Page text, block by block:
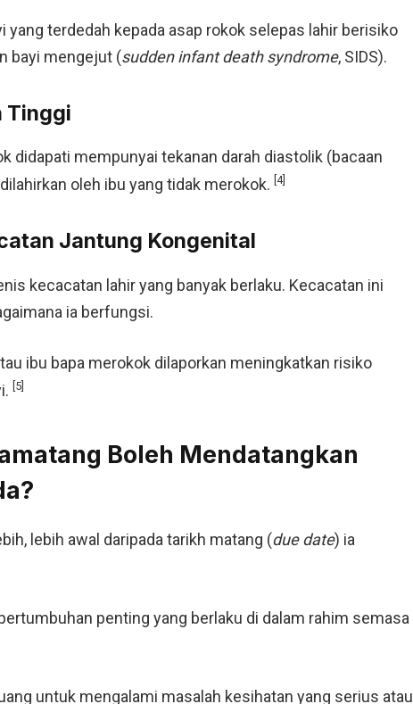
yang terdedah kepada asap rokok selepas lahir berisiko
bayi mengejut (sudden infant death syndrome, SIDS).
Tinggi
didapati mempunyai tekanan darah diastolik (bacaan
oleh ibu yang tidak merokok. [4]
Jantung Kongenital
kecacatan lahir yang banyak berlaku. Kecacatan ini
ia berfungsi.
ibu bapa merokok dilaporkan meningkatkan risiko
[5]
Boleh Mendatangkan
lebih awal daripada tarikh matang (due date) ia
penting yang berlaku di dalam rahim semasa
untuk mengalami masalah kesihatan yang serius atau